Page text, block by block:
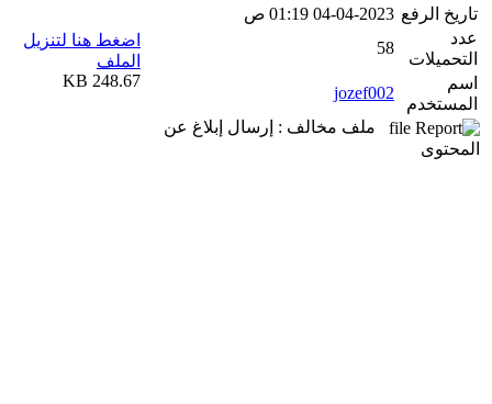
تاريخ الرفع 04-04-2023 01:19 ص
عدد
التحميلات
58
اسم
المستخدم
jozef002
ملف مخالف : إرسال إبلاغ عن
المحتوى
اضغط هنا لتنزيل
الملف
248.67 KB